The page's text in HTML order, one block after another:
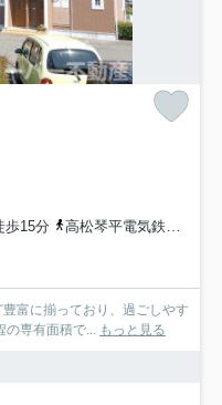
歩15分
高松琴平電気鉄道琴平線「綾川」駅 徒歩27分
富に揃っており、過ごしやす
の専有面積で... もっと見る